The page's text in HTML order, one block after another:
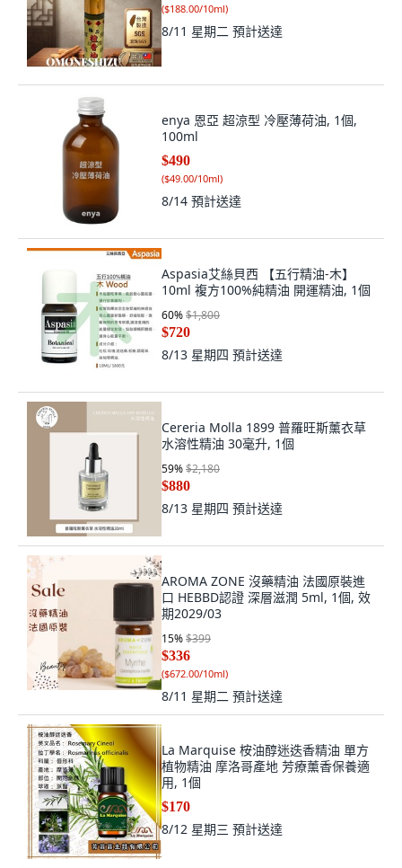
($188.00/10ml)
8/11 星期二 預計送達
enya 恩亞 超涼型 冷壓薄荷油, 1個,
100ml
$490
($49.00/10ml)
8/14 預計送達
Aspasia艾絲貝西 【五行精油-木】
10ml 複方100%純精油 開運精油, 1個
60%$1,800
$720
8/13 星期四 預計送達
Cereria Molla 1899 普羅旺斯薰衣草
水溶性精油 30毫升, 1個
59%$2,180
$880
8/13 星期四 預計送達
AROMA ZONE 沒藥精油 法國原裝進
口 HEBBD認證 深層滋潤 5ml, 1個, 效
期2029/03
15%$399
$336
($672.00/10ml)
8/11 星期二 預計送達
La Marquise 桉油醇迷迭香精油 單方
植物精油 摩洛哥產地 芳療薰香保養適
用, 1個
$170
8/12 星期三 預計送達